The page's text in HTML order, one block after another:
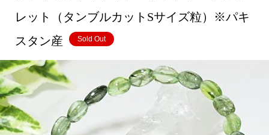
レット（タンブルカットSサイズ粒）※パキ
スタン産
Sold Out